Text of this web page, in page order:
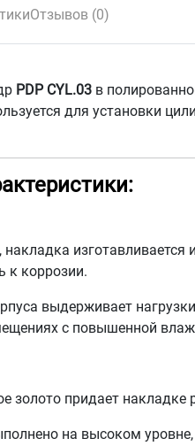
Отзывов (0)
PDP CYL.03 в
для установки
накладка
к коррозии.
выдерживает
с повышенной
золото придает
на высоком уровне,